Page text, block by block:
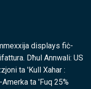
displays fiċ-
Dħul Annwali: US
ta 'Kull Xahar :
ta 'Fuq 25%